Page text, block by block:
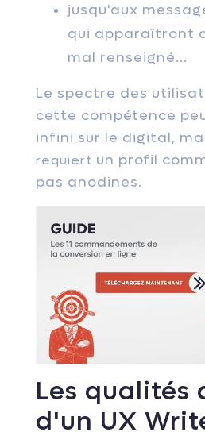
jusqu'aux
qui apparaîtront
mal renseigné...
Le spectre des
cette compétence
infini sur le digital,
requiert un profil
pas anodines.
Les qualités
d'un UX